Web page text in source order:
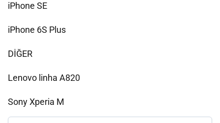
iPhone SE
iPhone 6S Plus
DİĞER
Lenovo linha A820
Sony Xperia M